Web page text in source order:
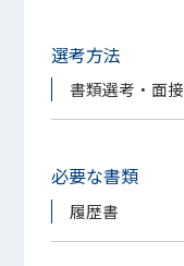
選考方法
書類選考・面接
必要な書類
履歴書